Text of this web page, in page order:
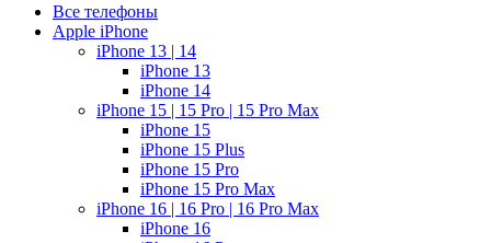
Все телефоны
Apple iPhone
iPhone 13 | 14
iPhone 13
iPhone 14
iPhone 15 | 15 Pro | 15 Pro Max
iPhone 15
iPhone 15 Plus
iPhone 15 Pro
iPhone 15 Pro Max
iPhone 16 | 16 Pro | 16 Pro Max
iPhone 16